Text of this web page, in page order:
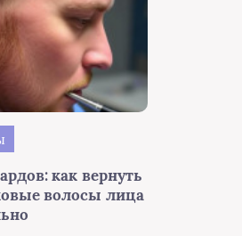
как вернуть
волосы лица